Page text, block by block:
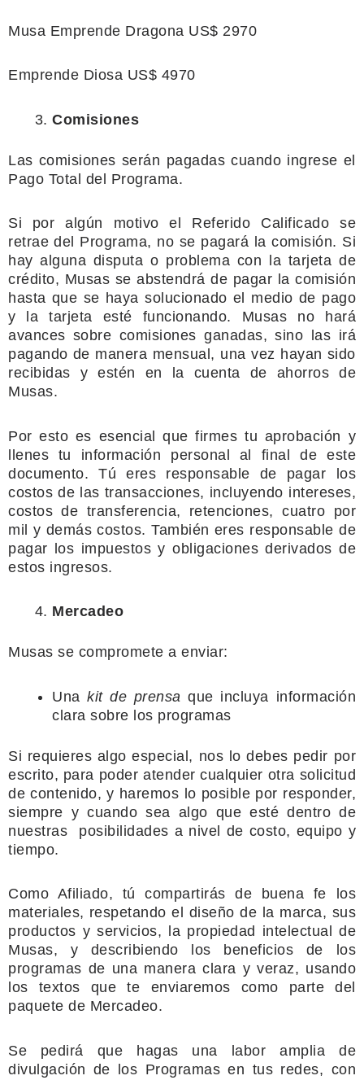
Musa Emprende Dragona US$ 2970
Emprende Diosa US$ 4970
Comisiones
Las comisiones serán pagadas cuando ingrese el
Pago Total del Programa.
Si por algún motivo el Referido Calificado se
retrae del Programa, no se pagará la comisión. Si
hay alguna disputa o problema con la tarjeta de
crédito, Musas se abstendrá de pagar la comisión
hasta que se haya solucionado el medio de pago
y la tarjeta esté
funcionando. Musas no hará
avances sobre comisiones ganadas, sino las irá
pagando de manera mensual, una vez hayan sido
recibidas y estén en la
cuenta de ahorros de
Musas.
Por esto es esencial que firmes tu aprobación y
llenes tu información personal al final de este
documento. Tú eres
responsable de pagar los
costos de las transacciones, incluyendo intereses,
costos de transferencia, retenciones, cuatro por
mil y demás costos. También eres responsable de
pagar los impuestos y obligaciones derivados de
estos ingresos.
Mercadeo
Musas se compromete a enviar:
Unakit de prensaque incluya información
clara sobre los programas
Si requieres algo especial, nos lo debes pedir por
escrito, para poder atender cualquier otra solicitud
de contenido, y haremos lo posible por responder,
siempre y cuando sea algo que esté dentro de
nuestras
posibilidades a nivel de costo, equipo y
tiempo.
Como Afiliado, tú compartirás de buena fe los
materiales, respetando el diseño de la marca, sus
productos y servicios, la propiedad intelectual de
Musas, y describiendo los beneficios de los
programas de una manera clara y veraz, usando
los textos que te enviaremos como parte del
paquete de Mercadeo.
Se pedirá que hagas una labor amplia de
divulgación de los Programas en tus redes, con